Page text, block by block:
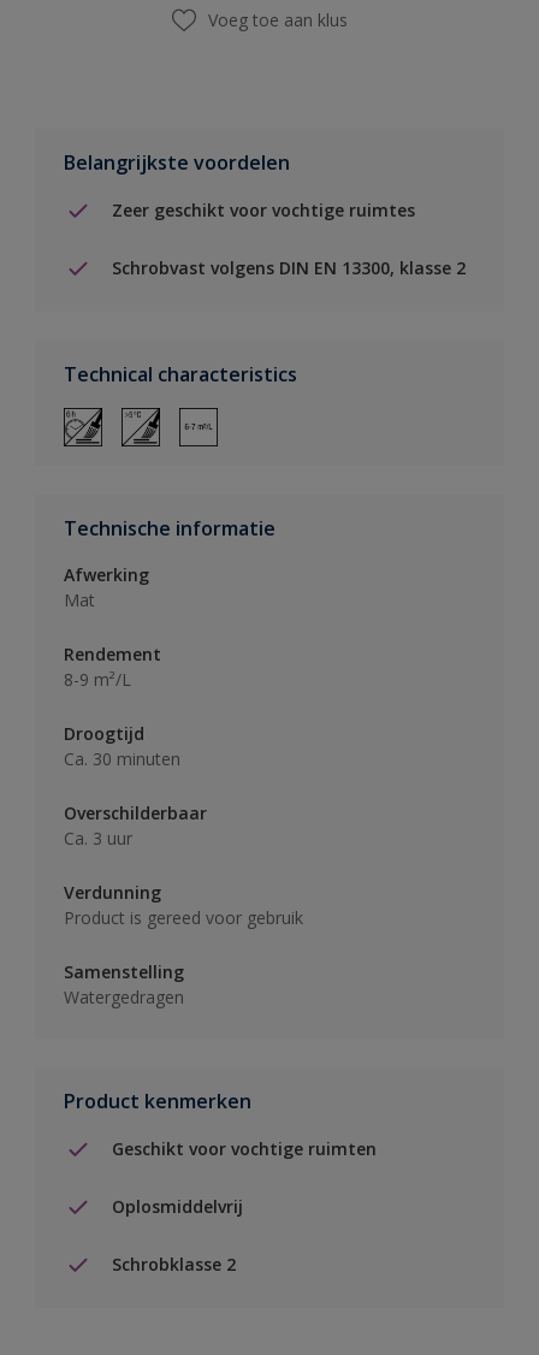
Voeg toe aan klus
Belangrijkste voordelen
Zeer geschikt voor vochtige ruimtes
Schrobvast volgens DIN EN 13300, klasse 2
Technical characteristics
Technische informatie
Afwerking
Mat
Rendement
8-9 m²/L
Droogtijd
Ca. 30 minuten
Overschilderbaar
Ca. 3 uur
Verdunning
Product is gereed voor gebruik
Samenstelling
Watergedragen
Product kenmerken
Geschikt voor vochtige ruimten
Oplosmiddelvrij
Schrobklasse 2